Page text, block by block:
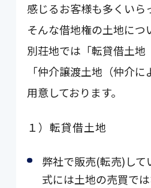
感じるお客様も多くいら
そんな借地権の土地につ
別荘地では「転貸借土地
「仲介譲渡土地（仲介
用意しております。
１）転貸借土地
弊社で販売(転売)して
式には土地の売買で